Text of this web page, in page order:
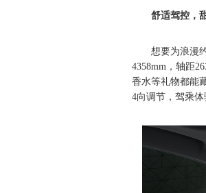
舒适驾控，
想要为浪漫
4358mm，轴距
香水等礼物都能
4向调节，驾乘体